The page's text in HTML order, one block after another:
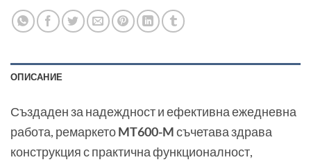
ОПИСАНИЕ
Създаден за надеждност и ефективна ежедневна
работа, ремаркетоMT600-Mсъчетава здрава
конструкция с практична функционалност,